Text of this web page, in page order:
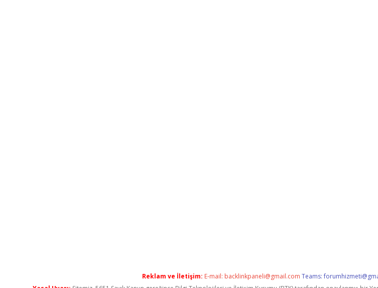
Reklam ve İletişim: E-mail: backlinkpaneli@gmail.com Teams: